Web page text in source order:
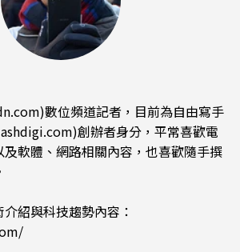
數位頻道記者，目前為自由寫手
創辦者身分，平常喜歡電
軟體、網路相關內容，也喜歡隨手撰
紹與科技趨勢內容：